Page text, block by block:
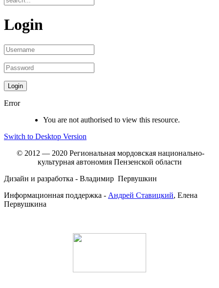
Login
Error
You are not authorised to view this resource.
Switch to Desktop Version
© 2012 — 2020 Региональная мордовская национально-
культурная автономия Пензенской области
Дизайн и разработка - Владимир Первушкин
Информационная поддержка - Андрей Ставицкий, Елена
Первушкина